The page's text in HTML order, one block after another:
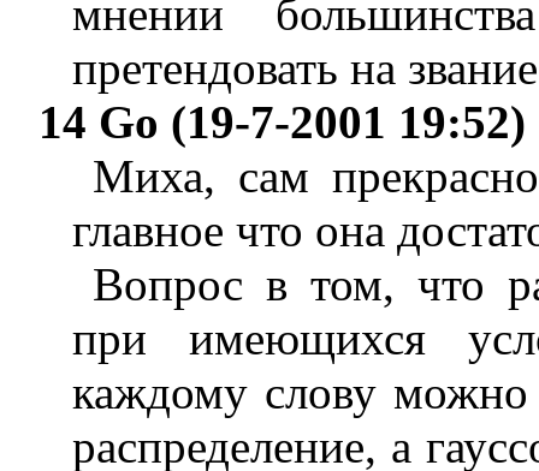
мнении
претендовать на
14 Go (19-7-2001 19:52)
Миха, сам
главное что она
Вопрос в том, что
при имеющихся
каждому слову можно
распределение, а